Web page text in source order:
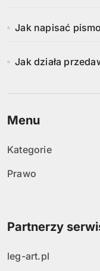
Jak napisać
Jak działa
Menu
Kategorie
Prawo
Partnerzy
leg-art.pl